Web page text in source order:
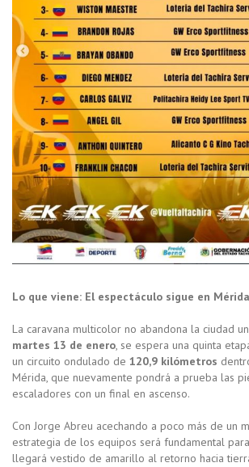
Lo que viene: El espectáculo sigue en Mérida
La caravana multicolor no abandona la ciudad
martes 13 de enero, se espera una quinta
un circuito ondulado de 120,9 kilómetros
Mérida, que nuevamente pondrá a prueba las
escaladores con un final en ascenso.
Con Jorge Abreu acechando a poco más de un
estrategia de los equipos será fundamental
llegará vestido de amarillo al retorno hacia